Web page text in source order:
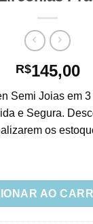
R$145,00
Semi Joias em
e Segura.
os
Redondo Fosco
AO